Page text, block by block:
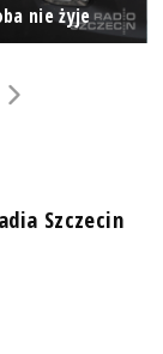
nie żyje
Szczecin